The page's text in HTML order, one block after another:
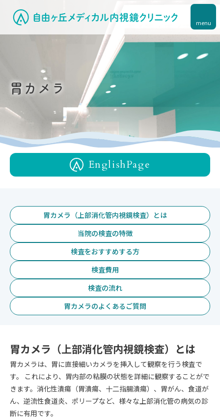
胃カメラ
EnglishPage
胃カメラ（上部消化管内視鏡検査）とは
当院の検査の特徴
検査をおすすめする方
検査費用
検査の流れ
胃カメラのよくあるご質問
胃カメラ（上部消化管内視鏡検査）とは
胃カメラは、胃に直接細いカメラを挿入して観察を行う検査で
す。 これにより、胃内部の粘膜の状態を詳細に観察することがで
きます。消化性潰瘍（胃潰瘍、十二指腸潰瘍）、胃がん、食道が
ん、逆流性食道炎、ポリープなど、様々な上部消化管の病気の診
断に有用です。
menu